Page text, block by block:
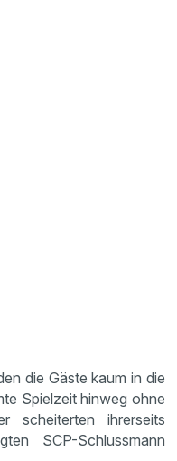
die Gäste kaum in die
Spielzeit hinweg ohne
scheiterten ihrerseits
SCP-Schlussmann